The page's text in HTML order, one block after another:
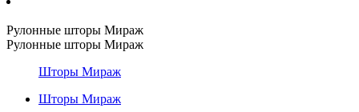
Рулонные шторы Мираж
Рулонные шторы Мираж
Шторы Мираж
Шторы Мираж